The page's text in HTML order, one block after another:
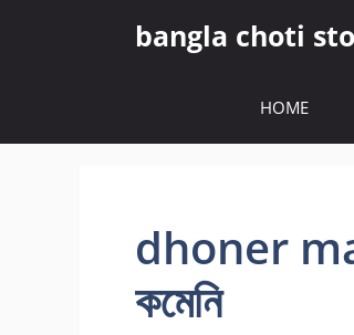
bangla choti
HOME
dhoner
কমেনি